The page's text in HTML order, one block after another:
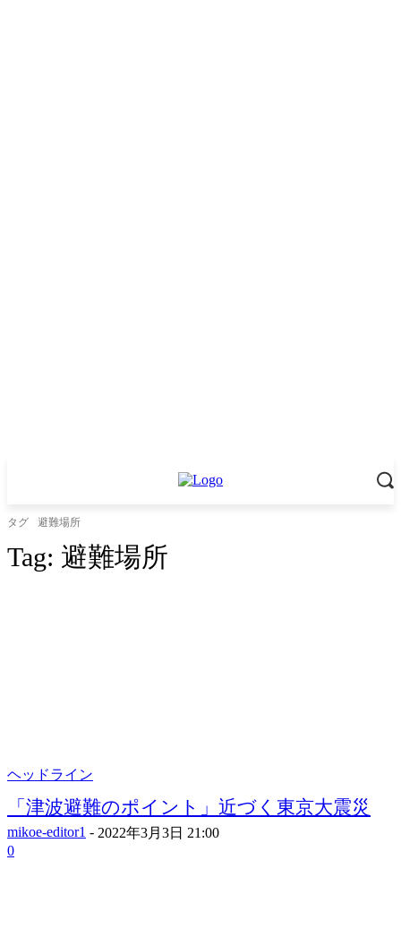
タグ 避難場所
Tag: 避難場所
ヘッドライン
「津波避難のポイント」近づく東京大震災
mikoe-editor1 - 2022年3月3日 21:00
0